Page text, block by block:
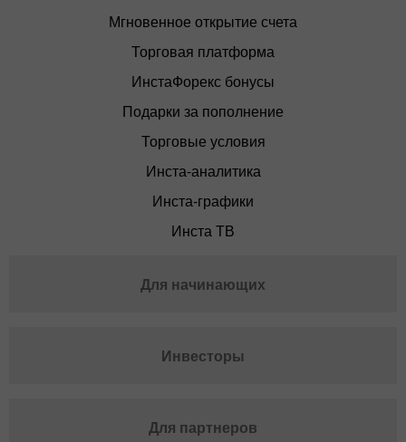
Мгновенное открытие счета
Торговая платформа
ИнстаФорекс бонусы
Подарки за пополнение
Торговые условия
Инста-аналитика
Инста-графики
Инста ТВ
Для начинающих
Инвесторы
Для партнеров